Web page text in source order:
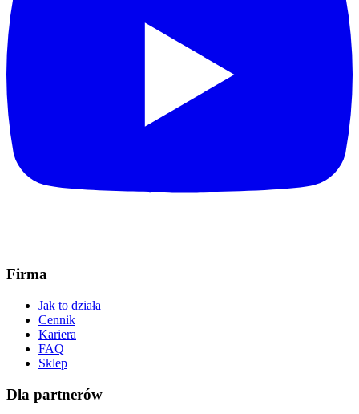
Firma
Jak to działa
Cennik
Kariera
FAQ
Sklep
Dla partnerów